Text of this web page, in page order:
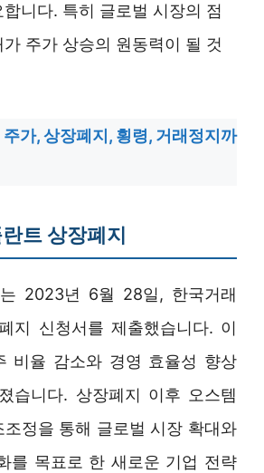
합니다. 특히 글로벌 시장의 점
가 주가 상승의 원동력이 될 것
가, 상장폐지, 횡령, 거래정지까
트 상장폐지
는 2023년 6월 28일, 한국거래
지 신청서를 제출했습니다. 이
비율 감소와 경영 효율성 향상
습니다. 상장폐지 이후 오스템
조정을 통해 글로벌 시장 확대와
를 목표로 한 새로운 기업 전략